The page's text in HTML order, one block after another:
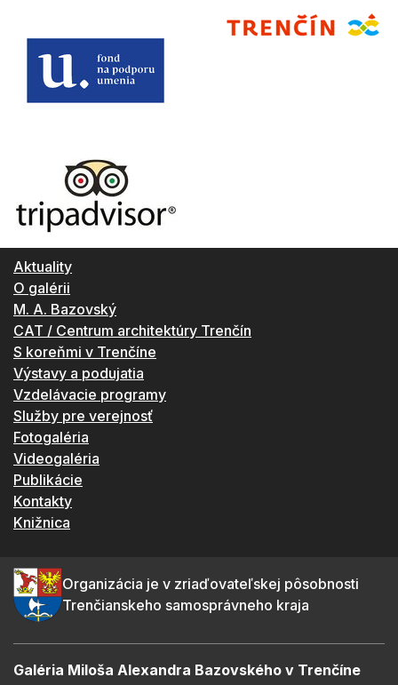
Aktuality
O galérii
M. A. Bazovský
CAT / Centrum architektúry Trenčín
S koreňmi v Trenčíne
Výstavy a podujatia
Vzdelávacie programy
Služby pre verejnosť
Fotogaléria
Videogaléria
Publikácie
Kontakty
Knižnica
Organizácia je v zriaďovateľskej pôsobnosti
Trenčianskeho samosprávneho kraja
Galéria Miloša Alexandra Bazovského v Trenčíne